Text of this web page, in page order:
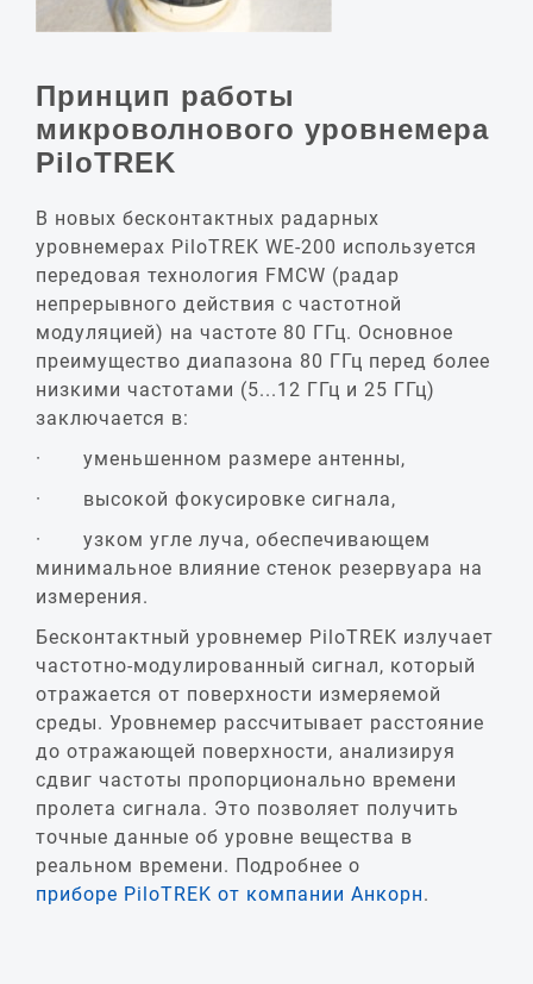
Принцип работы
микроволнового уровнемера
PiloTREK
В новых бесконтактных радарных
уровнемерах PiloTREK WE-200 используется
передовая технология FMCW (радар
непрерывного действия с частотной
модуляцией) на частоте 80 ГГц. Основное
преимущество диапазона 80 ГГц перед более
низкими частотами (5...12 ГГц и 25 ГГц)
заключается в:
· уменьшенном размере антенны,
· высокой фокусировке сигнала,
· узком угле луча, обеспечивающем
минимальное влияние стенок резервуара на
измерения.
Бесконтактный уровнемер PiloTREK излучает
частотно-модулированный сигнал, который
отражается от поверхности измеряемой
среды. Уровнемер рассчитывает расстояние
до отражающей поверхности, анализируя
сдвиг частоты пропорционально времени
пролета сигнала. Это позволяет получить
точные данные об уровне вещества в
реальном времени. Подробнее о
приборе PiloTREK от компании Анкорн.